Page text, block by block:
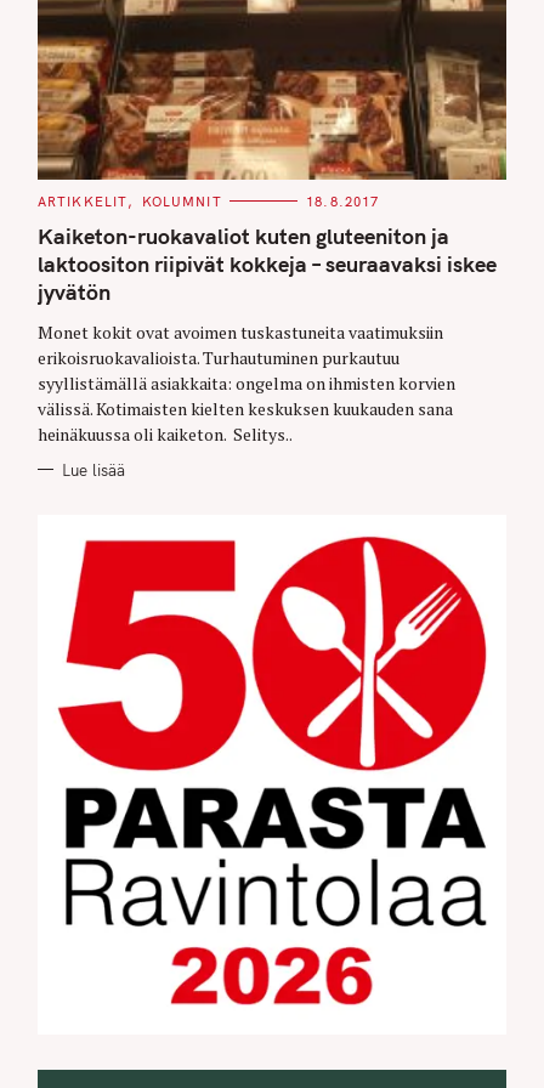
C
T
E
G
O
R
I
S
ARTIKKELIT KOLUMNIT 18.8.2017
Kaiketon-ruokavaliot kuten gluteeniton ja
laktoositon riipivät kokkeja – seuraavaksi iskee
jyvätön
Monet kokit ovat avoimen tuskastuneita vaatimuksiin
erikoisruokavalioista. Turhautuminen purkautuu
syyllistämällä asiakkaita: ongelma on ihmisten korvien
välissä. Kotimaisten kielten keskuksen kuukauden sana
heinäkuussa oli kaiketon. Selitys..
Lue lisää